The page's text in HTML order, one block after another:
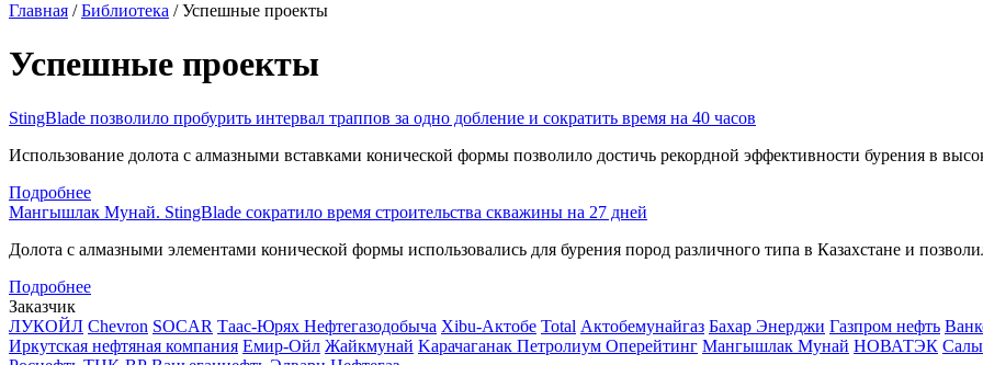
Главная /Библиотека /Успешные проекты
Успешные проекты
StingBlade позволило пробурить интервал траппов за одно добление и сократить время на 40 часов
Использование долота с алмазными вставками конической формы позволило достичь рекордной эффективности бурения в
Подробнее
Мангышлак Мунай. StingBlade сократило время строительства скважины на 27 дней
Долота с алмазными элементами конической формы использовались для бурения пород различного типа в Казахстане и
Подробнее
Заказчик
ЛУКОЙЛ Chevron SOCAR Таас-Юрях Нефтегазодобыча Xibu-Актобе Total Актобемунайгаз Бахар Энерджи Газпром нефть
Иркутская нефтяная компания Емир-Ойл Жайкмунай Kарачаганак Петролиум Оперейтинг Мангышлак Мунай НОВАТЭК